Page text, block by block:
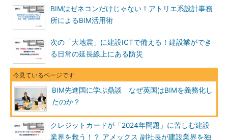
BIMはゼネコンだけじゃない！アトリエ系設計事務
所によるBIM活用術
次の「大地震」に建設ICTで備える！建設業ができ
る日常の延長線上にある防災
BIM先進国に学ぶ鼎談 なぜ英国はBIMを義務化し
たのか？
クレジットカードが「2024年問題」に苦しむ建設
業界を救う！？ アメックス 副社長が建設業界を独